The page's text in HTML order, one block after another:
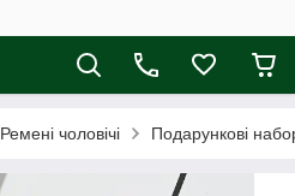
Ремені чоловічі Подарункові